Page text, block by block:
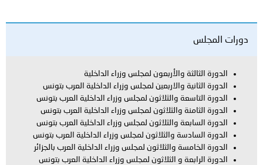
دورات المجلس
الدورة الثالثة والأربعون لمجلس وزراء الداخلية
الدورة الثانية والاربعين لمجلس وزراء الداخلية العرب بتونس
الدورة التاسعة والثلاثون لمجلس وزراء الداخلية العرب بتونس
الدورة الثامنة والثلاثون لمجلس وزراء الداخلية العرب بتونس
الدورة السابعة والثلاثون لمجلس وزراء الداخلية العرب بتونس
الدورة السادسة والثلاثون لمجلس وزراء الداخلية العرب بتونس
الدورة الخامسة والثلاثون لمجلس وزراء الداخلية العرب بالجزائر
الدورة الرابعة و الثلاثون لمجلس وزراء الداخلية العرب بتونس